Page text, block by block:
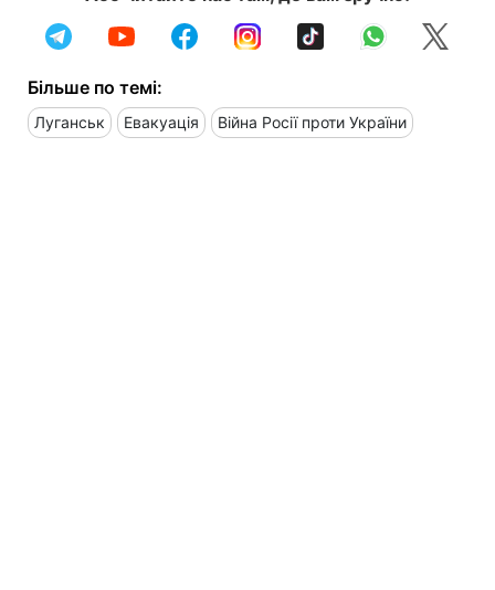
Більше по темі:
Луганськ Евакуація Війна Росії проти України